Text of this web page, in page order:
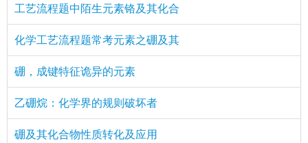
工艺流程题中陌生元素铬及其化合
化学工艺流程题常考元素之硼及其
硼，成键特征诡异的元素
乙硼烷：化学界的规则破坏者
硼及其化合物性质转化及应用